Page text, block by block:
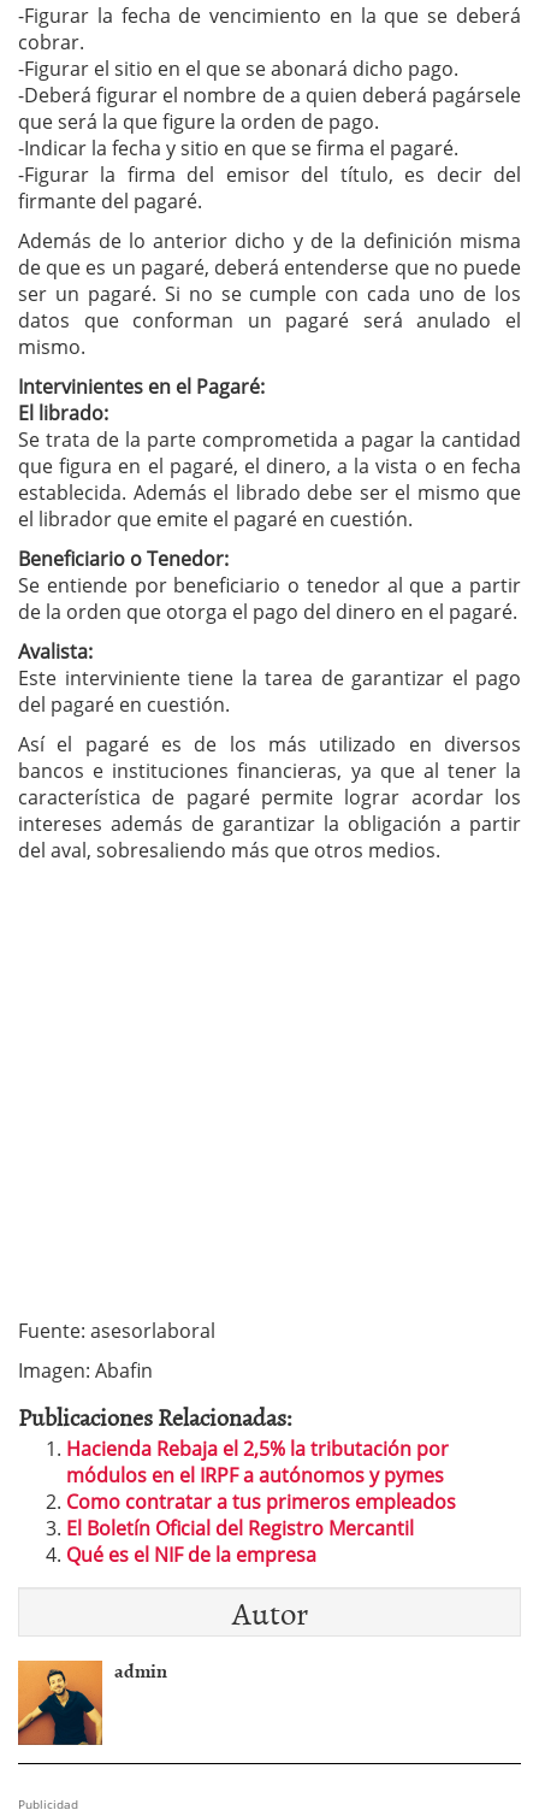
-Figurar la fecha de vencimiento en la que se deberá
cobrar.
-Figurar el sitio en el que se abonará dicho pago.
-Deberá figurar el nombre de a quien deberá pagársele
que será la que figure la orden de pago.
-Indicar la fecha y sitio en que se firma el pagaré.
-Figurar la firma del emisor del título, es decir del
firmante del pagaré.
Además de lo anterior dicho y de la definición misma
de que es un pagaré, deberá entenderse que no puede
ser un pagaré. Si no se cumple con cada uno de los
datos que conforman un pagaré será anulado el
mismo.
Intervinientes en el Pagaré:
El librado:
Se trata de la parte comprometida a pagar la cantidad
que figura en el pagaré, el dinero, a la vista o en fecha
establecida. Además el librado debe ser el mismo que
el librador que emite el pagaré en cuestión.
Beneficiario o Tenedor:
Se entiende por beneficiario o tenedor al que a partir
de la orden que otorga el pago del dinero en el pagaré.
Avalista:
Este interviniente tiene la tarea de garantizar el pago
del pagaré en cuestión.
Así el pagaré es de los más utilizado en diversos
bancos e instituciones financieras, ya que al tener la
característica de pagaré permite lograr acordar los
intereses además de garantizar la obligación a partir
del aval, sobresaliendo más que otros medios.
Fuente: asesorlaboral
Imagen: Abafin
Publicaciones Relacionadas:
Hacienda Rebaja el 2,5% la tributación por
módulos en el IRPF a autónomos y pymes
Como contratar a tus primeros empleados
El Boletín Oficial del Registro Mercantil
Qué es el NIF de la empresa
Autor
admin
Publicidad